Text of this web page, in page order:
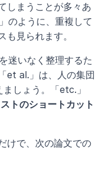
しまうことが多々あ
」のように、重複して
見られます。
迷いなく整理するた
et al.」は、人の集団
しょう。「etc.」
ストのショートカット
けで、次の論文での